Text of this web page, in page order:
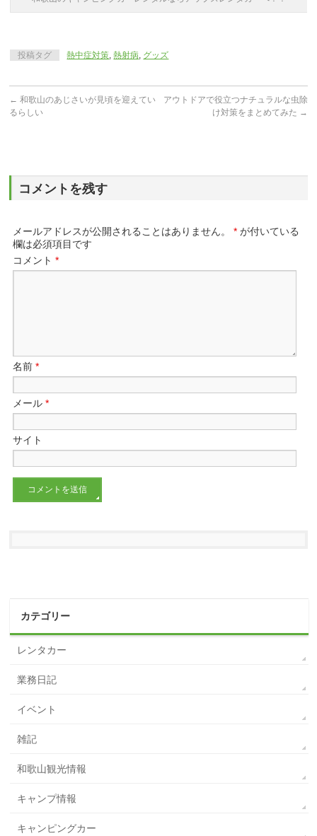
投稿タグ 熱中症対策,熱射病, グッズ
← 和歌山のあじさいが見頃を迎えてい
るらしい
アウトドアで役立つナチュラルな虫除
け対策をまとめてみた →
コメントを残す
メールアドレスが公開されることはありません。 * が付いている
欄は必須項目です
コメント*
名前*
メール*
サイト
カテゴリー
レンタカー
業務日記
イベント
雑記
和歌山観光情報
キャンプ情報
キャンピングカー